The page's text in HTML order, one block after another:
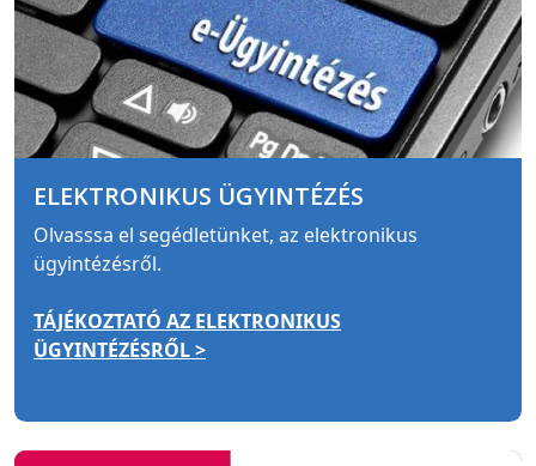
ELEKTRONIKUS ÜGYINTÉZÉS
Olvasssa el segédletünket, az elektronikus
ügyintézésről.
TÁJÉKOZTATÓ AZ ELEKTRONIKUS
ÜGYINTÉZÉSRŐL >